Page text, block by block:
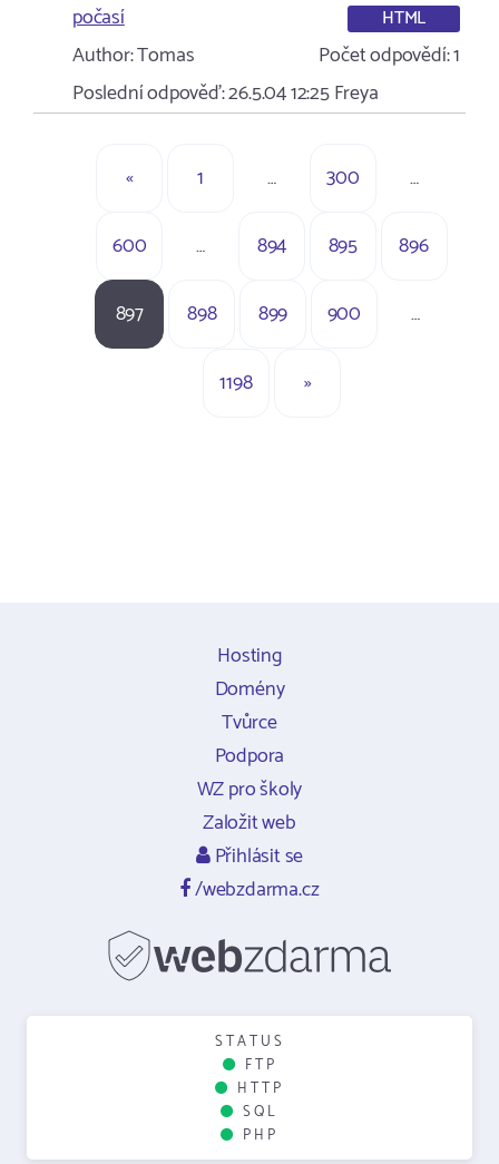
počasí
HTML
Author:Tomas Počet odpovědí:1
Poslední odpověď:26.5.04 12:25Freya
« 1 … 300 …
600 … 894 895 896
897 898 899 900 …
1198 »
Hosting
Domény
Tvůrce
Podpora
WZ pro školy
Založit web
Přihlásit se
/webzdarma.cz
STATUS
FTP
HTTP
SQL
PHP